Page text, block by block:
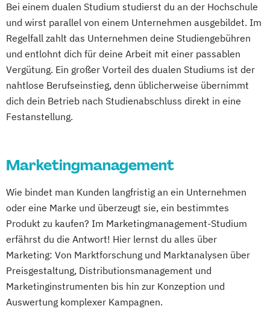
Bei einem dualen Studium studierst du an der Hochschule
und wirst parallel von einem Unternehmen ausgebildet. Im
Regelfall zahlt das Unternehmen deine Studiengebühren
und entlohnt dich für deine Arbeit mit einer passablen
Vergütung. Ein großer Vorteil des dualen Studiums ist der
nahtlose Berufseinstieg, denn üblicherweise übernimmt
dich dein Betrieb nach Studienabschluss direkt in eine
Festanstellung.
Marketingmanagement
Wie bindet man Kunden langfristig an ein Unternehmen
oder eine Marke und überzeugt sie, ein bestimmtes
Produkt zu kaufen? Im Marketingmanagement-Studium
erfährst du die Antwort! Hier lernst du alles über
Marketing: Von Marktforschung und Marktanalysen über
Preisgestaltung, Distributionsmanagement und
Marketinginstrumenten bis hin zur Konzeption und
Auswertung komplexer Kampagnen.